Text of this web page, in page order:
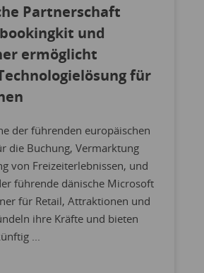
Partnerschaft
und
ermöglicht
für
der führenden europäischen
die Buchung, Vermarktung
von Freizeiterlebnissen, und
führende dänische Microsoft
für Retail, Attraktionen und
ihre Kräfte und bieten
...